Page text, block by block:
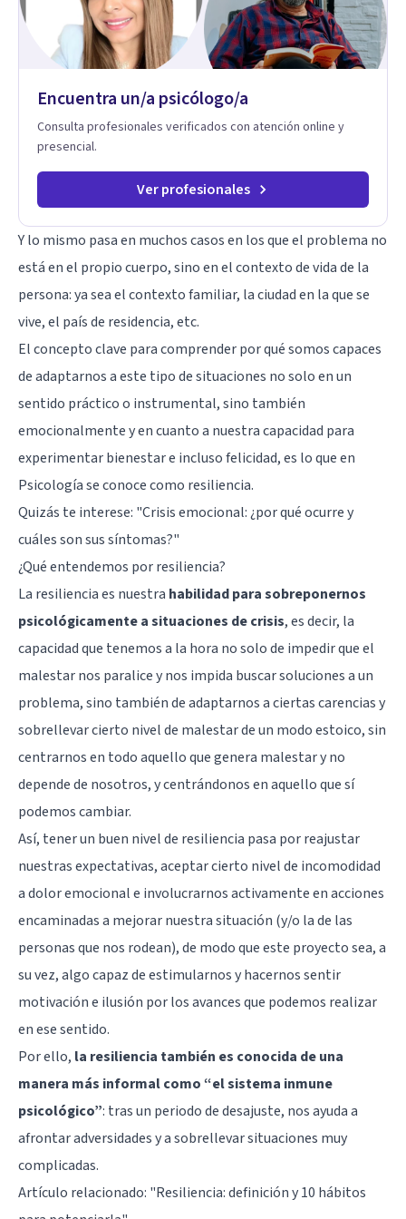
dificultades en el deseo, intimidad, orientación o identidad.
Busco que el espacio terapéutico sea un lugar donde puedas
hablar de estos temas sin juicios, con respeto y libertad.
Trabajo con objetivos claros y realistas, sin fórmulas rígidas:
sobre tu vida diaria.
Encuentra un/a psicólogo/a
Consulta profesionales verificados con atención online y
presencial.
Ver profesionales
Y lo mismo pasa en muchos casos en los que el problema no
está en el propio cuerpo, sino en el contexto de vida de la
persona: ya sea el contexto familiar, la ciudad en la que se
vive, el país de residencia, etc.
El concepto clave para comprender por qué somos capaces
de adaptarnos a este tipo de situaciones no solo en un
sentido práctico o instrumental, sino también
emocionalmente y en cuanto a nuestra capacidad para
experimentar bienestar e incluso felicidad, es lo que en
Psicología se conoce como resiliencia.
Quizás te interese: "Crisis emocional: ¿por qué ocurre y
cuáles son sus síntomas?"
¿Qué entendemos por resiliencia?
La resiliencia es nuestra habilidad para sobreponernos
psicológicamente a situaciones de crisis, es decir, la
capacidad que tenemos a la hora no solo de impedir que el
malestar nos paralice y nos impida buscar soluciones a un
problema, sino también de adaptarnos a ciertas carencias y
sobrellevar cierto nivel de malestar de un modoestoico, sin
centrarnos en todo aquello que genera malestar y no
depende de nosotros, y centrándonos en aquello que sí
podemos cambiar.
Así, tener un buen nivel de resiliencia pasa por reajustar
nuestras expectativas, aceptar cierto nivel de incomodidad
a dolor emocional e involucrarnos activamente en acciones
encaminadas a mejorar nuestra situación (y/o la de las
personas que nos rodean), de modo que este proyecto sea, a
su vez, algo capaz de estimularnos y hacernos sentir
motivación e ilusión por los avances que podemos realizar
en ese sentido.
Por ello, la resiliencia también es conocida de una
manera más informal como “el sistema inmune
psicológico”: tras un periodo de desajuste, nos ayuda a
afrontar adversidades y a sobrellevar situaciones muy
complicadas.
Artículo relacionado: "Resiliencia: definición y 10 hábitos